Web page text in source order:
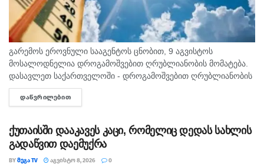
გარემოს ეროვნული სააგენტოს ცნობით, 9 აგვისტოს
მოსალოდნელია დროგამოშვებით ღრუბლიანობის მომატება.
დასავლეთ საქართველოში - დროგამოშვებით ღრუბლიანობის
მომატება. უმეტეს რაიონში ხანმოკლე წვიმა და ელჭექი, ზოგან
ძლიერი. დასავლეთის ქარი 10-15 მ/წმ, ელჭექის დროს
ᲓᲐᲬᲕᲠᲘᲚᲔᲑᲘᲗ
ქუთაისში დააკავეს კაცი, რომელიც დედას სახლის
გადაწვით დაემუქრა
BYᲛᲔᲒᲐ TV ᲐᲒᲕᲘᲡᲢᲝ 8, 2026 0